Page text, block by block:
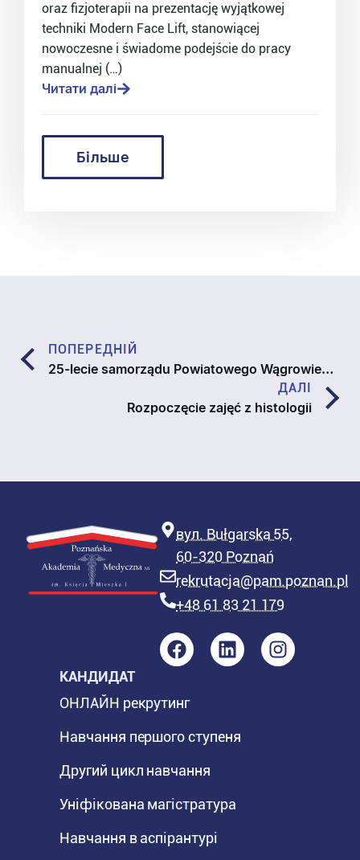
oraz fizjoterapii na prezentację wyjątkowej
techniki Modern Face Lift, stanowiącej
nowoczesne i świadome podejście do pracy
manualnej (…)
Читати далі
Більше
ПОПЕРЕДНІЙ
25-lecie samorządu Powiatowego Wągrowieckiego
ДАЛІ
Rozpoczęcie zajęć z histologii
вул. Bułgarska 55,
60-320 Poznań
rekrutacja@pam.poznan.pl
+48 61 83 21 179
КАНДИДАТ
ОНЛАЙН рекрутинг
Навчання першого ступеня
Другий цикл навчання
Уніфікована магістратура
Навчання в аспірантурі